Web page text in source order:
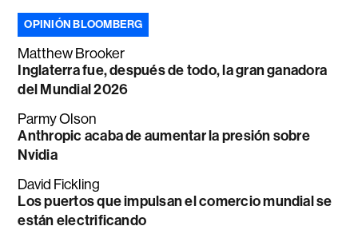
OPINIÓN BLOOMBERG
Matthew Brooker
Inglaterra fue, después de todo, la gran ganadora
del Mundial 2026
Parmy Olson
Anthropic acaba de aumentar la presión sobre
Nvidia
David Fickling
Los puertos que impulsan el comercio mundial se
están electrificando